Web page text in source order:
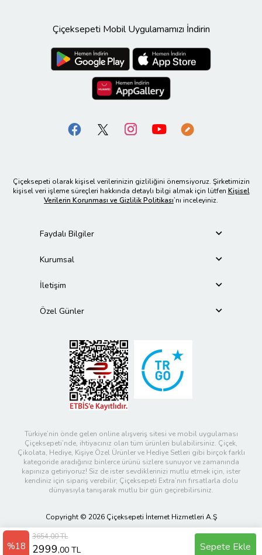
%18
3654,00 TL
2999,00 TL Sepete Ekle
Çiçeksepeti Mobil Uygulamamızı İndirin
Çiçeksepeti olarak kişisel verilerinizin gizliliğini önemsiyoruz. Şirketimizin
kişisel veri işleme süreçleri hakkında detaylı bilgi almak için lütfen Kişisel
Verilerin Korunması ve Gizlilik Politikası’nı inceleyiniz.
Faydalı Bilgiler
Kurumsal
İletişim
Özel Günler
Türkiye’nin önde gelen online alışveriş sitesi ve mobil uygulaması
Çiçeksepeti’nde, ihtiyacınız olan tüm ürünleri bulabilirsiniz. Çiçek,
Çikolata, Hediye, Kişiye Özel Ürünler ve Hediye Setleri gibi birçok farklı
kategoride aradığınız binlerce ürünü sizlere sunuyor ve zamanında
kapınıza getiriyoruz! Siz de ister sevdiklerinizi mutlu etmek için, ister
kendiniz için sipariş verebilir; Çiçeksepeti Extra’nın fırsatlarla dolu
dünyasıyla tanışarak mutlu bir gün geçirebilirsiniz.
Copyright © 2026 Çiçeksepeti İnternet Hizmetleri A.Ş